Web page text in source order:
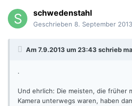
schwedenstahl
Geschrieben 8. September 2013
Am 7.9.2013 um 23:43 schrieb
.
Und ehrlich: Die meisten, die früher
Kamera unterwegs waren, haben